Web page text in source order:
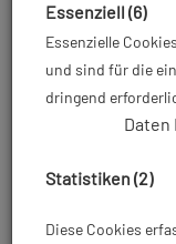
Essenziell (6)
Essenzielle
und sind für die
dringend
Daten
Statistiken (2)
Diese Cookies